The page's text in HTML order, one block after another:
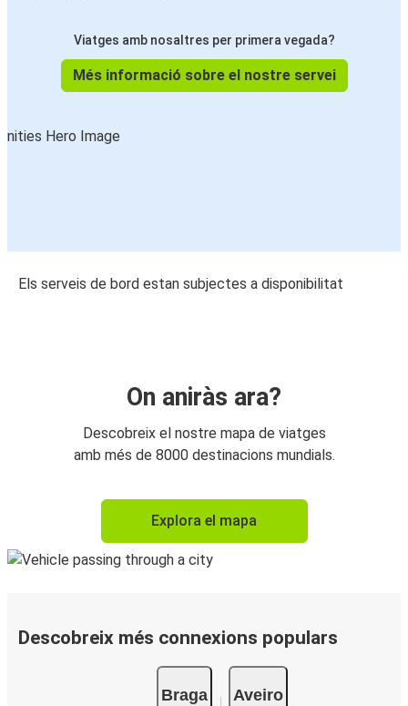
Viatges amb nosaltres per primera vegada?
Més informació sobre el nostre servei
Els serveis de bord estan subjectes a disponibilitat
On aniràs ara?
Descobreix el nostre mapa de viatges
amb més de 8000 destinacions mundials.
Explora el mapa
Descobreix més connexions populars
Braga Aveiro